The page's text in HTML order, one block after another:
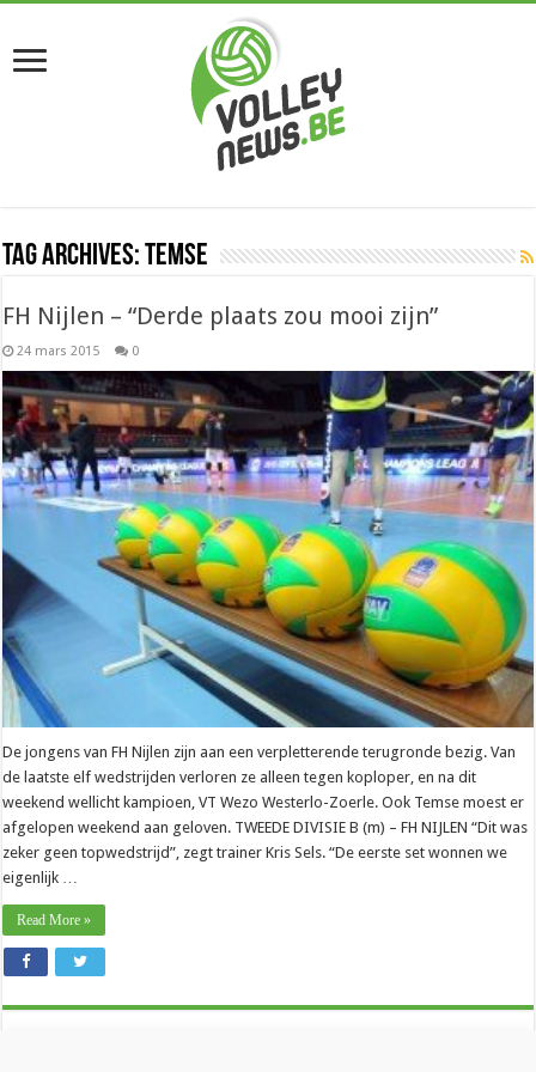
Tag Archives:Temse
FH Nijlen – “Derde plaats zou mooi zijn”
24 mars 2015 0
De jongens van FH Nijlen zijn aan een verpletterende terugronde bezig. Van
de laatste elf wedstrijden verloren ze alleen tegen koploper, en na dit
weekend wellicht kampioen, VT Wezo Westerlo-Zoerle. Ook Temse moest er
afgelopen weekend aan geloven. TWEEDE DIVISIE B (m) – FH NIJLEN “Dit was
zeker geen topwedstrijd”, zegt trainer Kris Sels. “De eerste set wonnen we
eigenlijk …
Read More »